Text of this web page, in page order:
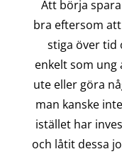
Att börja
bra eftersom
stiga över tid
enkelt som ung
ute eller göra
man kanske
istället har
och låtit dessa